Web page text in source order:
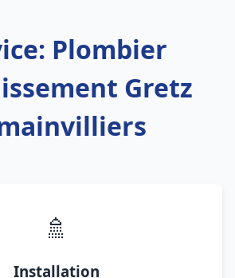
Plombier
Gretz
🚿
Installation